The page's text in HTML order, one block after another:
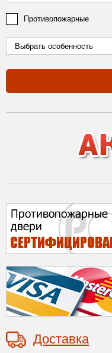
Противопожарные
Доставка